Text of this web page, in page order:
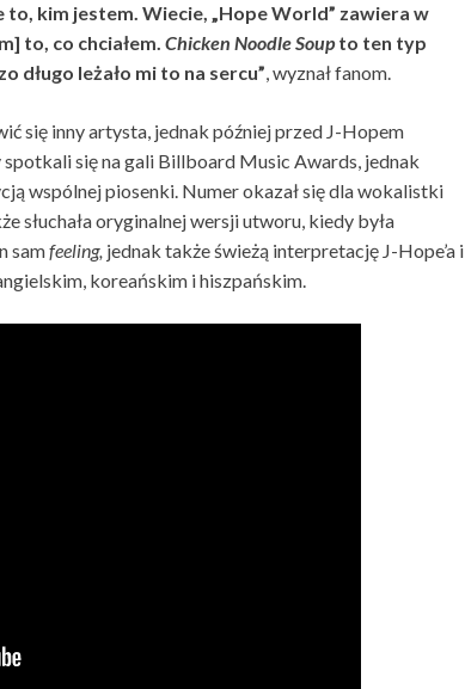
kim jestem. Wiecie, „Hope World” zawiera w
to, co chciałem. Chicken Noodle Soupto ten typ
długo leżało mi to na sercu”, wyznał fanom.
się inny artysta, jednak później przed J-Hopem
się na gali Billboard Music Awards, jednak
wspólnej piosenki. Numer okazał się dla wokalistki
słuchała oryginalnej wersji utworu, kiedy była
samfeeling, jednak także świeżą interpretację J-Hope’a i
koreańskim i hiszpańskim.